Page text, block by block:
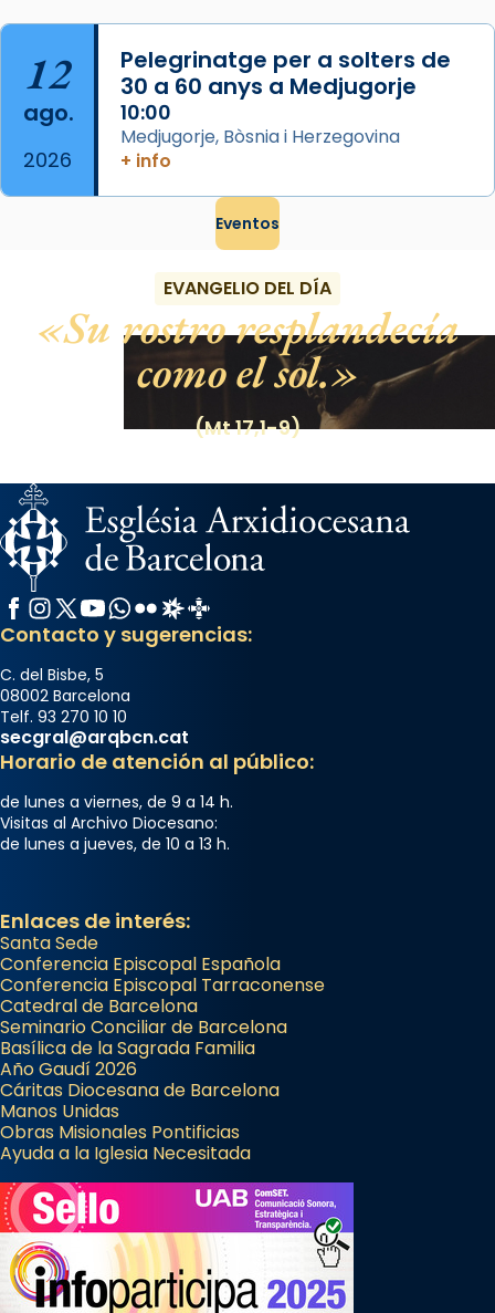
12
ago.
2026
Pelegrinatge per a solters de
30 a 60 anys a Medjugorje
10:00
Medjugorje, Bòsnia i Herzegovina
+ info
Eventos
EVANGELIO DEL DÍA
Su rostro resplandecía
como el sol.
(Mt 17,1-9)
Facebook
Instagram
X / Twitter
YouTube
WhatsApp
FlickrRadio Estel
Catalunya Cristiana
Contacto y sugerencias:
C. del Bisbe, 5
08002 Barcelona
Telf. 93 270 10 10
secgral@arqbcn.cat
Horario de atención al público:
de lunes a viernes, de 9 a 14 h.
Visitas al Archivo Diocesano:
de lunes a jueves, de 10 a 13 h.
Enlaces de interés:
Santa Sede
Conferencia Episcopal Española
Conferencia Episcopal Tarraconense
Catedral de Barcelona
Seminario Conciliar de Barcelona
Basílica de la Sagrada Familia
Año Gaudí 2026
Cáritas Diocesana de Barcelona
Manos Unidas
Obras Misionales Pontificias
Ayuda a la Iglesia Necesitada